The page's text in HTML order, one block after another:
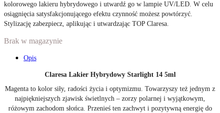
kolorowego lakieru hybrydowego i utwardź go w lampie UV/LED. W celu
osiągnięcia satysfakcjonującego efektu czynność możesz powtórzyć.
Stylizację zabezpiecz, aplikując i utwardzając TOP Claresa.
Brak w magazynie
Opis
Claresa Lakier Hybrydowy Starlight 14 5ml
Magenta to kolor siły, radości życia i optymizmu. Towarzyszy też jednym z
najpiękniejszych zjawisk świetlnych ‒ zorzy polarnej i wyjątkowym,
różowym zachodom słońca. Przenieś ten zachwyt i pozytywną energię do